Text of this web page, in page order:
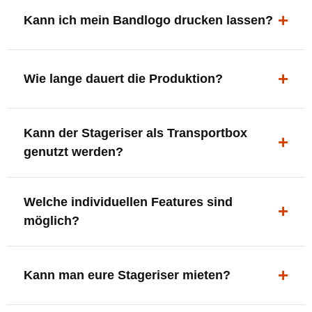
ergonomisch, sicher und gut sichtbar.
Kann ich mein Bandlogo drucken lassen?
deine Bühne, deine Marke.
Wie lange dauert die Produktion?
innerhalb Deutschlands kostenfrei.
Kann der Stageriser als Transportbox
genutzt werden?
oder Zubehör nutzen.
Welche individuellen Features sind
möglich?
XLR-Brücke / Schnittstelle
Setlist-Clip
Kann man eure Stageriser mieten?